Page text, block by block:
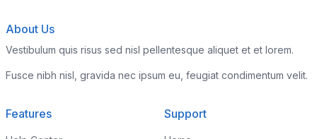
About Us
Vestibulum quis risus sed nisl pellentesque aliquet et et lorem.
Fusce nibh nisl, gravida nec ipsum eu, feugiat condimentum velit.
Features Support